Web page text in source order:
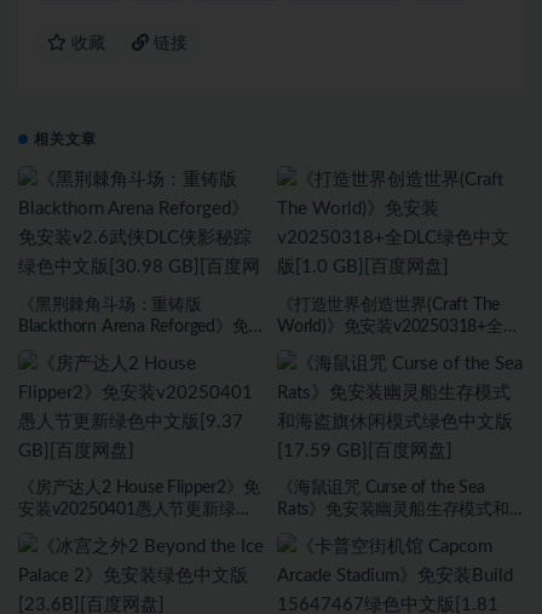
收藏 链接
相关文章
《黑荆棘角斗场：重铸版
Blackthorn Arena Reforged》免
文版[30.98 GB][百度网盘]
《打造世界创造世界(Craft The
World)》免安装v20250318+全
盘]
《房产达人2 House Flipper2》免
安装v20250401愚人节更新绿色
《海鼠诅咒 Curse of the Sea
Rats》免安装幽灵船生存模式和
GB][百度网盘]